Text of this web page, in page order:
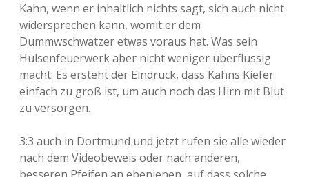
Kahn, wenn er inhaltlich nichts sagt, sich auch nicht
widersprechen kann, womit er dem
Dummwschwätzer etwas voraus hat. Was sein
Hülsenfeuerwerk aber nicht weniger überflüssig
macht: Es ersteht der Eindruck, dass Kahns Kiefer
einfach zu groß ist, um auch noch das Hirn mit Blut
zu versorgen.
3:3 auch in Dortmund und jetzt rufen sie alle wieder
nach dem Videobeweis oder nach anderen,